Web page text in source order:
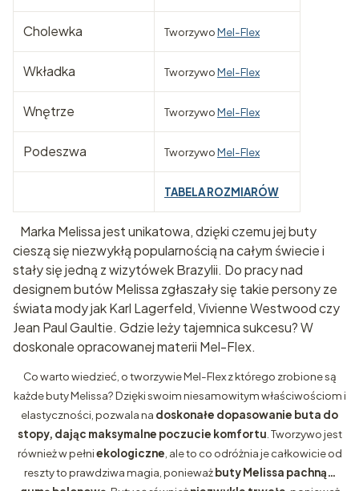
Cholewka TworzywoMel-Flex
Wkładka TworzywoMel-Flex
Wnętrze TworzywoMel-Flex
Podeszwa TworzywoMel-Flex
TABELA ROZMIARÓW
Marka Melissa jest unikatowa, dzięki czemu jej buty
cieszą się niezwykłą popularnością na całym świecie i
stały się jedną z wizytówek Brazylii. Do pracy nad
designem butów Melissa zgłaszały się takie persony ze
świata mody jak Karl Lagerfeld, Vivienne Westwood czy
Jean Paul Gaultie. Gdzie leży tajemnica sukcesu? W
doskonale opracowanej materii Mel-Flex.
Co warto wiedzieć, o tworzywie Mel-Flex z którego zrobione są
każde buty Melissa? Dzięki swoim niesamowitym właściwościom i
elastyczności, pozwala na doskonałe dopasowanie buta do
stopy, dając maksymalne poczucie komfortu . Tworzywo jest
również w pełniekologiczne , ale to co odróżnia je całkowicie od
reszty to prawdziwa magia, ponieważbuty Melissa pachną…